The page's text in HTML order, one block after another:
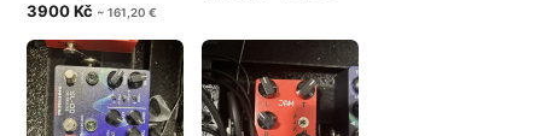
3900 Kč ~ 161,20 €